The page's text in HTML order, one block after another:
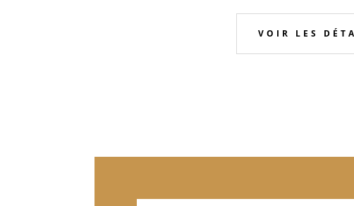
VOIR LES